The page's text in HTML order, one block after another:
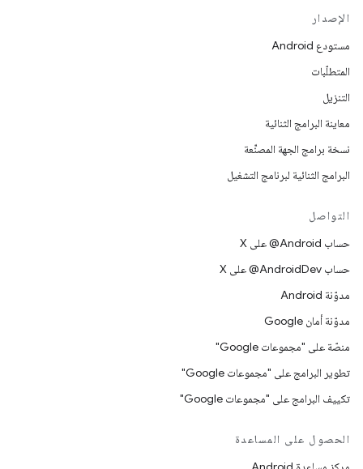
الإصدار
مستودع Android
المتطلّبات
التنزيل
معاينة البرامج الثنائية
نسخة برامج الجهة المصنِّعة
البرامج الثنائية لبرنامج التشغيل
التواصل
حساب ‎@Android على X
حساب ‎@AndroidDev على X
مدوّنة Android
مدوّنة أمان Google
منصّة على "مجموعات Google"
تطوير البرامج على "مجموعات Google"
تكييف البرامج على "مجموعات Google"
الحصول على المساعدة